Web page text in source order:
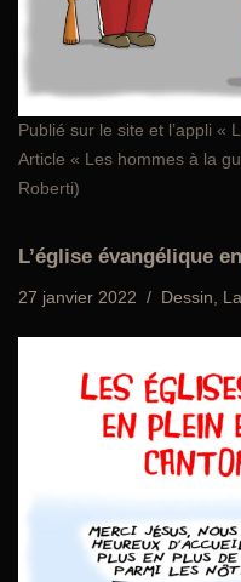
Publié sur le site et l’appli «
Article « Les hommes à la
Roberti)
L’église évangélique
27 janvier 2022 Dessin,